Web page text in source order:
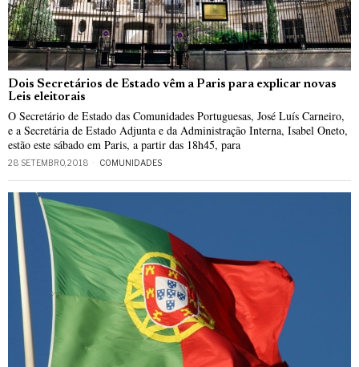
Dois Secretários de Estado vêm a Paris para explicar novas
Leis eleitorais
O Secretário de Estado das Comunidades Portuguesas, José Luís Carneiro,
e a Secretária de Estado Adjunta e da Administração Interna, Isabel Oneto,
estão este sábado em Paris, a partir das 18h45, para
28 SETEMBRO, 2018 COMUNIDADES